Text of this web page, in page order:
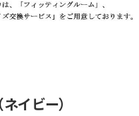
イビー）